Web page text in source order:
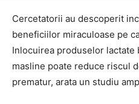
Cercetatorii au descoperit
beneficiilor miraculoase pe
Inlocuirea produselor lactate
masline poate reduce riscul
prematur, arata un studiu